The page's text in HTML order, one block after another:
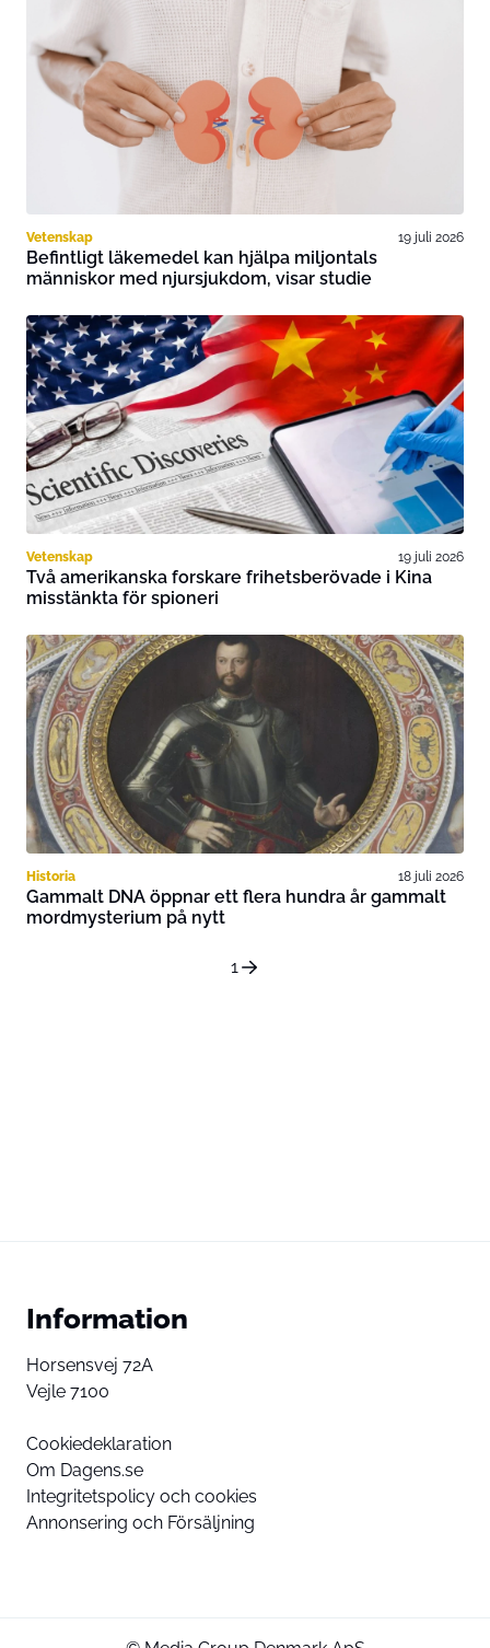
Vetenskap 19 juli 2026
Befintligt läkemedel kan hjälpa miljontals
människor med njursjukdom, visar studie
Vetenskap 19 juli 2026
Två amerikanska forskare frihetsberövade i Kina
misstänkta för spioneri
Historia 18 juli 2026
Gammalt DNA öppnar ett flera hundra år gammalt
mordmysterium på nytt
1
Information
Horsensvej 72A
Vejle 7100
Cookiedeklaration
Om Dagens.se
Integritetspolicy och cookies
Annonsering och Försäljning